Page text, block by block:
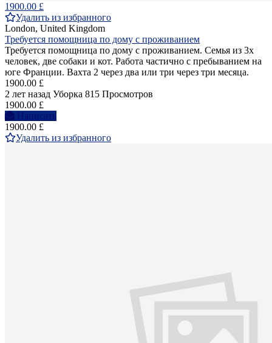
1900.00 £
Удалить из избранного
London, United Kingdom
Требуется помощница по дому с проживанием
Требуется помощница по дому с проживанием. Семья из 3х
человек, две собаки и кот. Работа частично с пребыванием на
юге Франции. Вахта 2 через два или три через три месяца.
1900.00 £
2 лет назад Уборка 815 Просмотров
1900.00 £
Написать
1900.00 £
Удалить из избранного